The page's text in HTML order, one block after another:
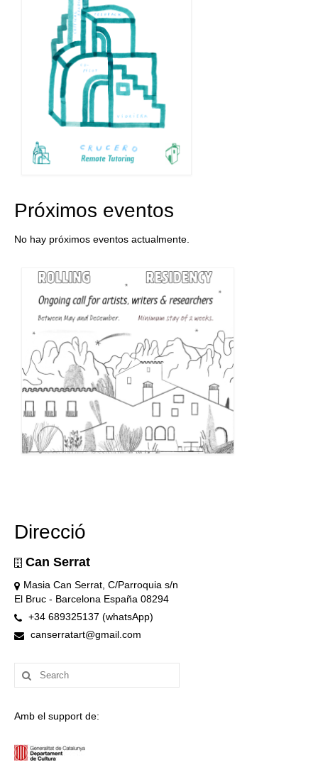
Próximos eventos
No hay próximos eventos actualmente.
Direcció
Can Serrat
Masia Can Serrat, C/Parroquia s/n
El Bruc - Barcelona España 08294
+34 689325137 (whatsApp)
canserratart@gmail.com
Search
for:
Amb el support de: